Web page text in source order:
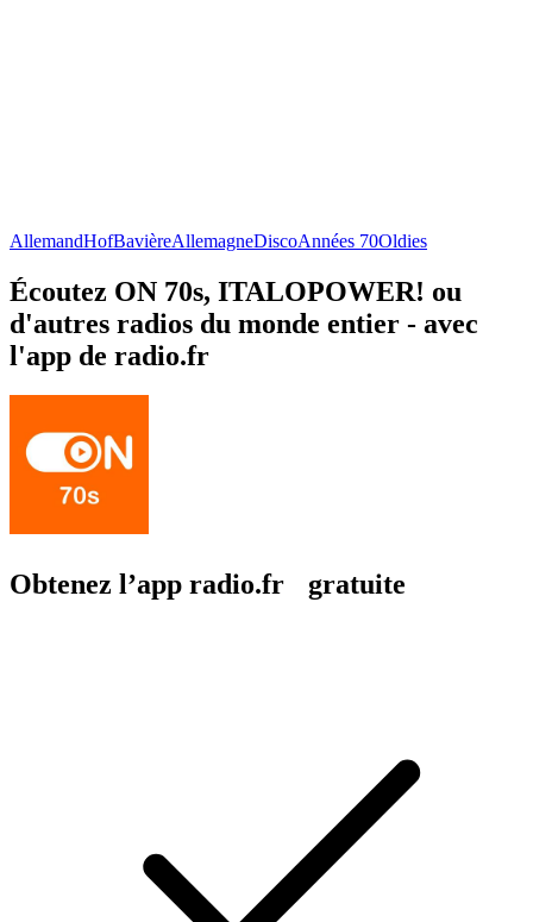
AllemandHofBavièreAllemagneDiscoAnnées 70Oldies
Écoutez ON 70s, ITALOPOWER! ou
d'autres radios du monde entier - avec
l'app de radio.fr
Obtenez l’app radio.fr gratuite